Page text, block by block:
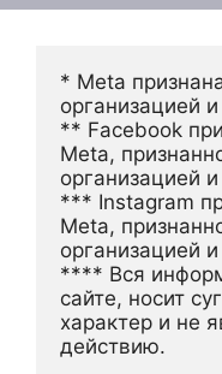
* Meta
организацией
** Facebook
Meta,
организацией
*** Instagram
Meta,
организацией
**** Вся
сайте, носит
характер и не
действию.